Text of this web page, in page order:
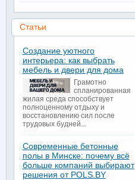
Статьи
Создание уютного
интерьера: как выбрать
мебель и двери для дома
Грамотно
спланированная
жилая среда способствует
полноценному отдыху и
восстановлению сил после
трудовых будней...
Современные бетонные
полы в Минске: почему всё
больше компаний выбирают
решения от POLS.BY